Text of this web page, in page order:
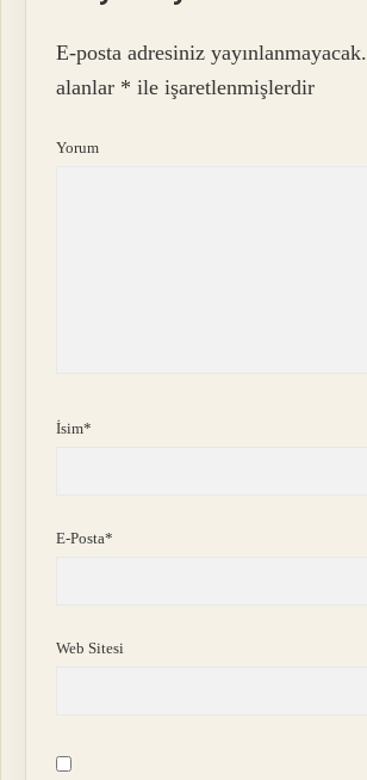
E-posta adresiniz yayınlanmayacak.
alanlar * ile işaretlenmişlerdir
Yorum
İsim*
E-Posta*
Web Sitesi